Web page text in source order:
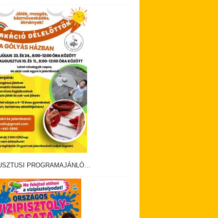
PROGRAMAJÁNLÓ…